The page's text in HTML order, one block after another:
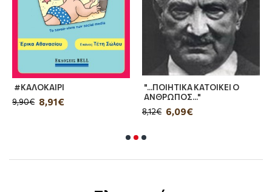
της μοναξιάς και της ίδιας της αφήγησης.
«Ο πιο τρελός συγγραφέας στις ΗΠΑ».
Τρούμαν Καπότε
Φώκνερ και η Φλάνερι Ο’ Κόνορ είναι υπέροχοι,
όταν δημιουργούν στους μεγάλους δρόμους της
#ΚΑΛΟΚΑΙΡΙ
8,91€
9,90€
"...ΠΟΙΗΤΙΚΑ ΚΑΤΟΙΚΕΙ Ο
ΑΝΘΡΩΠΟΣ..."
6,09€
8,12€